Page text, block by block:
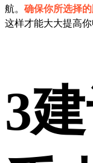
航。 确保你所选择
这样才能大大提高你
3